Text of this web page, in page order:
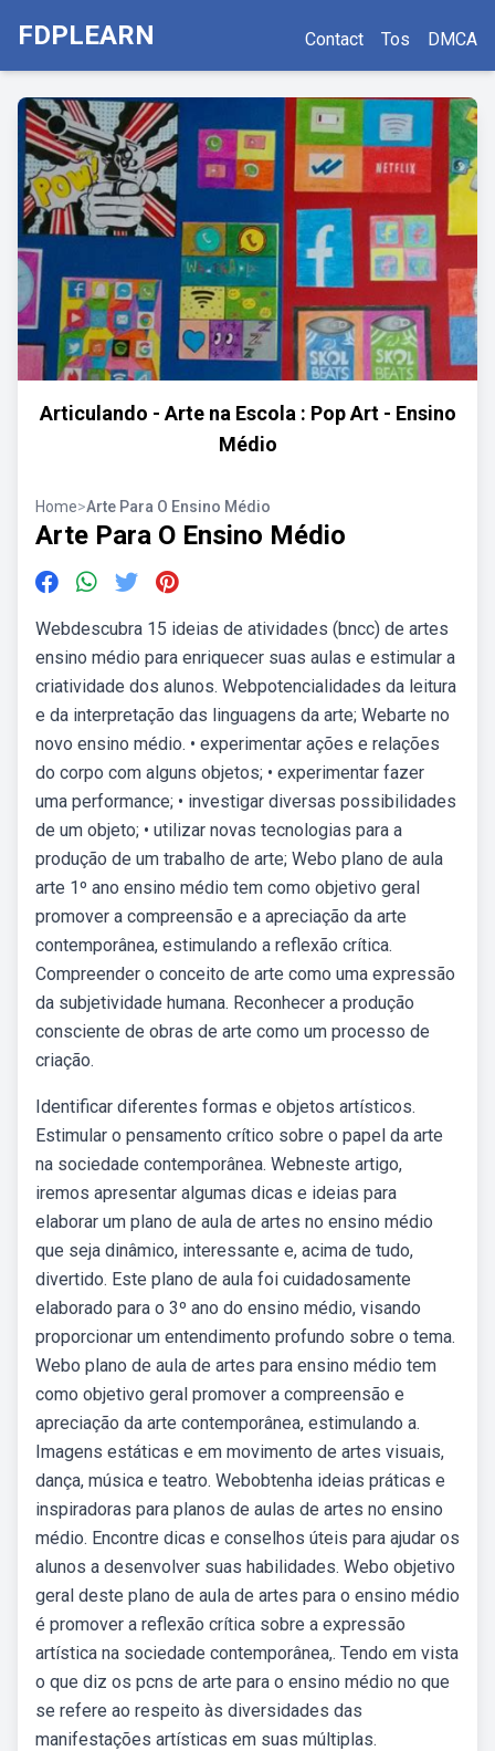
FDPLEARN Contact Tos DMCA
Articulando - Arte na Escola : Pop Art - Ensino
Médio
Home>Arte Para O Ensino Médio
Arte Para O Ensino Médio
Webdescubra 15 ideias de atividades (bncc) de artes
ensino médio para enriquecer suas aulas e estimular a
criatividade dos alunos. Webpotencialidades da leitura
e da interpretação das linguagens da arte; Webarte no
novo ensino médio. • experimentar ações e relações
do corpo com alguns objetos; • experimentar fazer
uma performance; • investigar diversas possibilidades
de um objeto; • utilizar novas tecnologias para a
produção de um trabalho de arte; Webo plano de aula
arte 1º ano ensino médio tem como objetivo geral
promover a compreensão e a apreciação da arte
contemporânea, estimulando a reflexão crítica.
Compreender o conceito de arte como uma expressão
da subjetividade humana. Reconhecer a produção
consciente de obras de arte como um processo de
criação.
Identificar diferentes formas e objetos artísticos.
Estimular o pensamento crítico sobre o papel da arte
na sociedade contemporânea. Webneste artigo,
iremos apresentar algumas dicas e ideias para
elaborar um plano de aula de artes no ensino médio
que seja dinâmico, interessante e, acima de tudo,
divertido. Este plano de aula foi cuidadosamente
elaborado para o 3º ano do ensino médio, visando
proporcionar um entendimento profundo sobre o tema.
Webo plano de aula de artes para ensino médio tem
como objetivo geral promover a compreensão e
apreciação da arte contemporânea, estimulando a.
Imagens estáticas e em movimento de artes visuais,
dança, música e teatro. Webobtenha ideias práticas e
inspiradoras para planos de aulas de artes no ensino
médio. Encontre dicas e conselhos úteis para ajudar os
alunos a desenvolver suas habilidades. Webo objetivo
geral deste plano de aula de artes para o ensino médio
é promover a reflexão crítica sobre a expressão
artística na sociedade contemporânea,. Tendo em vista
o que diz os pcns de arte para o ensino médio no que
se refere ao respeito às diversidades das
manifestações artísticas em suas múltiplas.